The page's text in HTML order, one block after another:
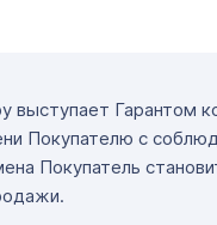
выступает Гарантом
Покупателю с
Покупатель